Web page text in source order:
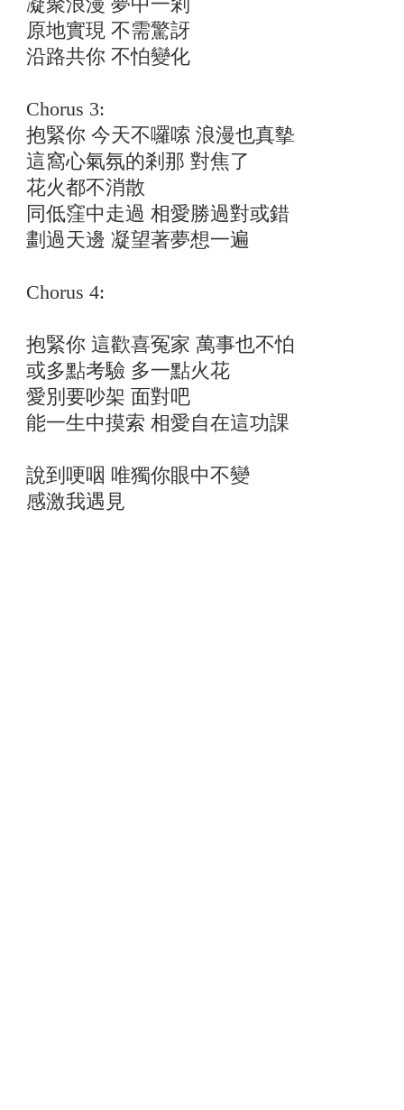
原地實現 不需驚訝
沿路共你 不怕變化
Chorus 3:
抱緊你 今天不囉嗦 浪漫也真摰
這窩心氣氛的剎那 對焦了
花火都不消散
同低窪中走過 相愛勝過對或錯
劃過天邊 凝望著夢想一遍
Chorus 4:
抱緊你 這歡喜冤家 萬事也不怕
或多點考驗 多一點火花
愛別要吵架 面對吧
能一生中摸索 相愛自在這功課
說到哽咽 唯獨你眼中不變
感激我遇見